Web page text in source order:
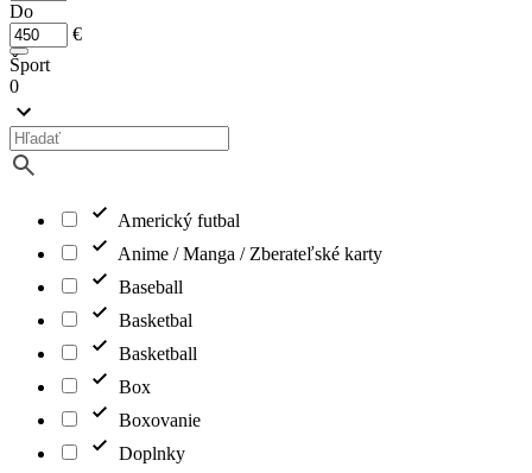
Do
€
Šport
0
Americký futbal
Anime / Manga / Zberateľské karty
Baseball
Basketbal
Basketball
Box
Boxovanie
Doplnky